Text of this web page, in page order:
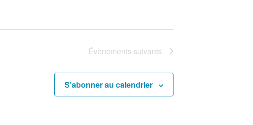
Évènements suivants
S’abonner au calendrier